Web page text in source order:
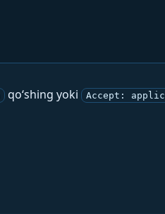
qo‘shing yoki Accept: